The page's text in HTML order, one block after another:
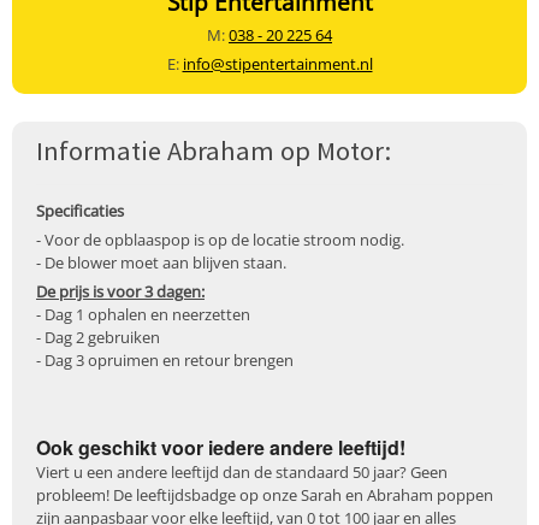
M:038 - 20 225 64
E: info@stipentertainment.nl
Informatie Abraham op Motor:
Specificaties
- Voor de opblaaspop is op de locatie stroom nodig.
- De blower moet aan blijven staan.
De prijs is voor 3 dagen:
- Dag 1 ophalen en neerzetten
- Dag 2 gebruiken
- Dag 3 opruimen en retour brengen
Ook geschikt voor iedere andere leeftijd!
Viert u een andere leeftijd dan de standaard 50 jaar? Geen
probleem! De leeftijdsbadge op onze Sarah en Abraham poppen
zijn aanpasbaar voor elke leeftijd, van 0 tot 100 jaar en alles